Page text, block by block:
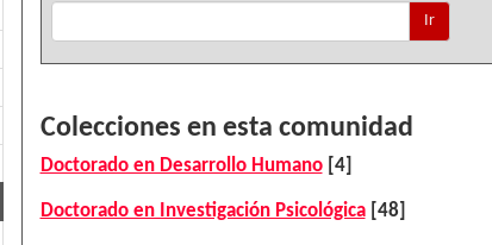
Ir
Colecciones en esta comunidad
Doctorado en Desarrollo Humano[4]
Doctorado en Investigación Psicológica[48]